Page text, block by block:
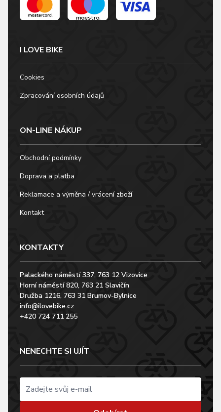
I LOVE BIKE
Cookies
Zpracování osobních údajů
ON-LINE NÁKUP
Obchodní podmínky
Doprava a platba
Reklamace a výměna / vrácení zboží
Kontakt
KONTAKTY
Palackého náměstí 337, 763 12 Vizovice
Horní náměstí 820, 763 21 Slavičín
Družba 1216, 763 31 Brumov-Bylnice
info@ilovebike.cz
+420 724 711 255
NENECHTE SI UJÍT